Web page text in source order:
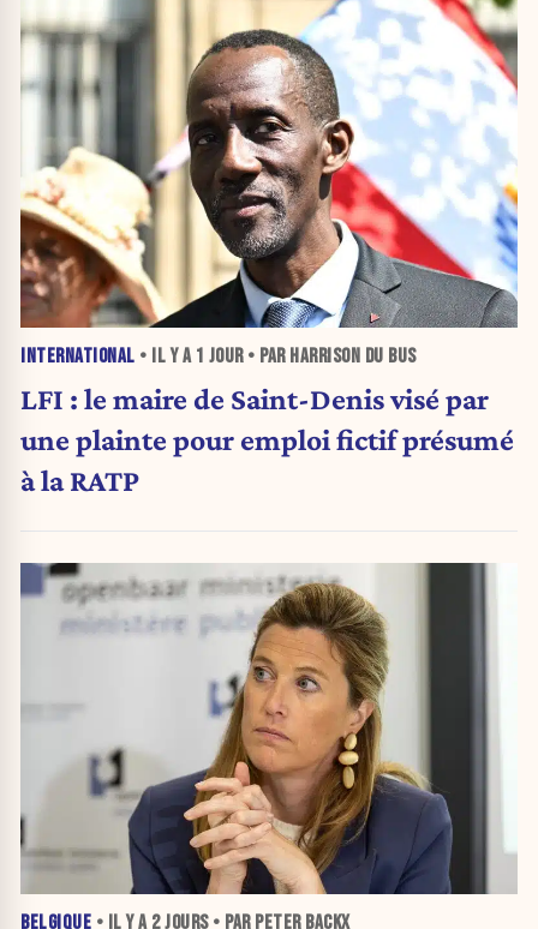
INTERNATIONAL • IL Y A 1 JOUR• PAR HARRISON DU BUS
LFI : le maire de Saint-Denis visé par
une plainte pour emploi fictif présumé
à la RATP
BELGIQUE • IL Y A 2 JOURS• PAR PETER BACKX